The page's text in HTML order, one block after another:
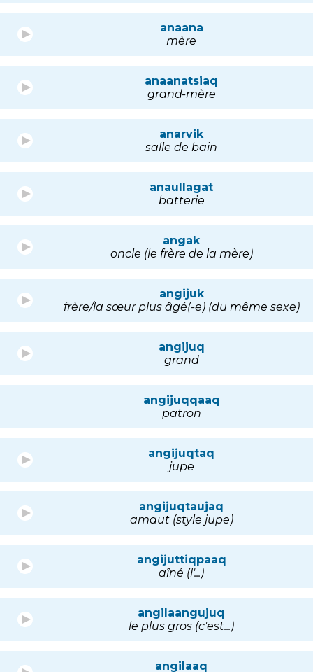
anaana
mère
anaanatsiaq
grand-mère
anarvik
salle de bain
anaullagat
batterie
angak
oncle (le frère de la mère)
angijuk
frère/la sœur plus âgé(-e) (du même sexe)
angijuq
grand
angijuqqaaq
patron
angijuqtaq
jupe
angijuqtaujaq
amaut (style jupe)
angijuttiqpaaq
aîné (l'...)
angilaangujuq
le plus gros (c'est...)
angilaaq